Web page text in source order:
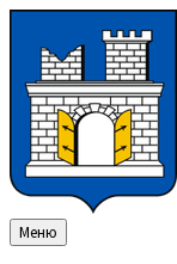
змісту
ліву
бічну
панель
праву
бічну
панель
нижнього
колонтитула
Меню